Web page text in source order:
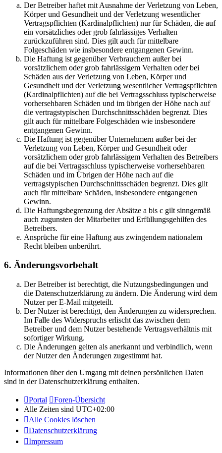
Der Betreiber haftet mit Ausnahme der Verletzung von Leben,
Körper und Gesundheit und der Verletzung wesentlicher
Vertragspflichten (Kardinalpflichten) nur für Schäden, die auf
ein vorsätzliches oder grob fahrlässiges Verhalten
zurückzuführen sind. Dies gilt auch für mittelbare
Folgeschäden wie insbesondere entgangenen Gewinn.
Die Haftung ist gegenüber Verbrauchern außer bei
vorsätzlichem oder grob fahrlässigem Verhalten oder bei
Schäden aus der Verletzung von Leben, Körper und
Gesundheit und der Verletzung wesentlicher Vertragspflichten
(Kardinalpflichten) auf die bei Vertragsschluss typischerweise
vorhersehbaren Schäden und im übrigen der Höhe nach auf
die vertragstypischen Durchschnittsschäden begrenzt. Dies
gilt auch für mittelbare Folgeschäden wie insbesondere
entgangenen Gewinn.
Die Haftung ist gegenüber Unternehmern außer bei der
Verletzung von Leben, Körper und Gesundheit oder
vorsätzlichem oder grob fahrlässigem Verhalten des Betreibers
auf die bei Vertragsschluss typischerweise vorhersehbaren
Schäden und im Übrigen der Höhe nach auf die
vertragstypischen Durchschnittsschäden begrenzt. Dies gilt
auch für mittelbare Schäden, insbesondere entgangenen
Gewinn.
Die Haftungsbegrenzung der Absätze a bis c gilt sinngemäß
auch zugunsten der Mitarbeiter und Erfüllungsgehilfen des
Betreibers.
Ansprüche für eine Haftung aus zwingendem nationalem
Recht bleiben unberührt.
6. Änderungsvorbehalt
Der Betreiber ist berechtigt, die Nutzungsbedingungen und
die Datenschutzerklärung zu ändern. Die Änderung wird dem
Nutzer per E-Mail mitgeteilt.
Der Nutzer ist berechtigt, den Änderungen zu widersprechen.
Im Falle des Widerspruchs erlischt das zwischen dem
Betreiber und dem Nutzer bestehende Vertragsverhältnis mit
sofortiger Wirkung.
Die Änderungen gelten als anerkannt und verbindlich, wenn
der Nutzer den Änderungen zugestimmt hat.
Informationen über den Umgang mit deinen persönlichen Daten
sind in der Datenschutzerklärung enthalten.
Portal
Foren-Übersicht
Alle Zeiten sind UTC+02:00
Alle Cookies löschen
Datenschutzerklärung
Impressum